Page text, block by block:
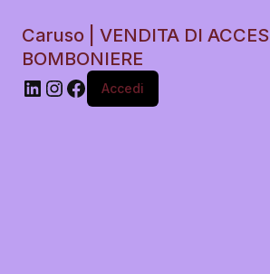
Caruso | VENDITA DI
BOMBONIERE
Accedi